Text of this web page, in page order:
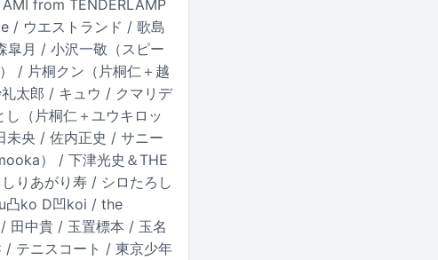
from TENDERLAMP
/ ウエストランド / 歌島
月 / 小沢一敬（スピー
/ 片桐クン（片桐仁＋越
太郎 / キュウ / クマリデ
（片桐仁＋ユウキロッ
未央 / 佐内正史 / サニー
） / 下津光史＆THE
りあがり寿 / シロたろし
凸ko D凹koi / the
田中貴 / 玉置標本 / 玉名
テニスコート / 東京少年